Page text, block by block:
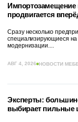
Импортозамещение
продвигается
Сразу несколько
специализирующиеся на
модернизации....
АВГ 4, 2026 НОВОСТИ
Эксперты:
выбирает пильные